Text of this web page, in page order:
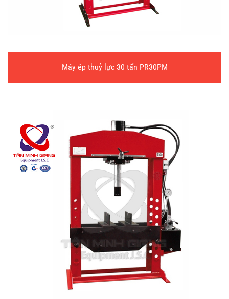
Máy ép thuỷ lực 30 tấn PR30PM